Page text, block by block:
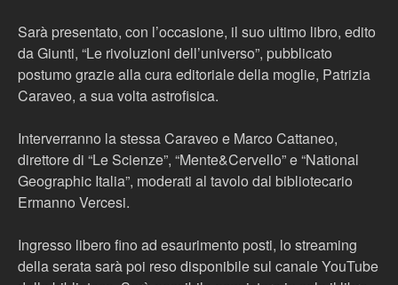
Sarà presentato, con l’occasione, il suo ultimo libro, edito
da Giunti, “Le rivoluzioni dell’universo”, pubblicato
postumo grazie alla cura editoriale della moglie, Patrizia
Caraveo, a sua volta astrofisica.
Interverranno la stessa Caraveo e Marco Cattaneo,
direttore di “Le Scienze”, “Mente&Cervello” e “National
Geographic Italia”, moderati al tavolo dal bibliotecario
Ermanno Vercesi.
Ingresso libero fino ad esaurimento posti, lo streaming
della serata sarà poi reso disponibile sul canale YouTube